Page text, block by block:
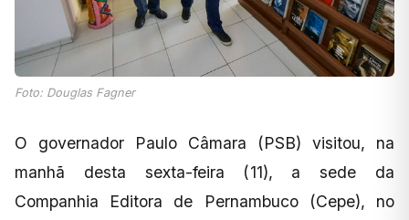
Foto: Douglas Fagner
O governador Paulo Câmara (PSB) visitou, na
manhã desta sexta-feira (11), a sede da
Companhia Editora de Pernambuco (Cepe), no